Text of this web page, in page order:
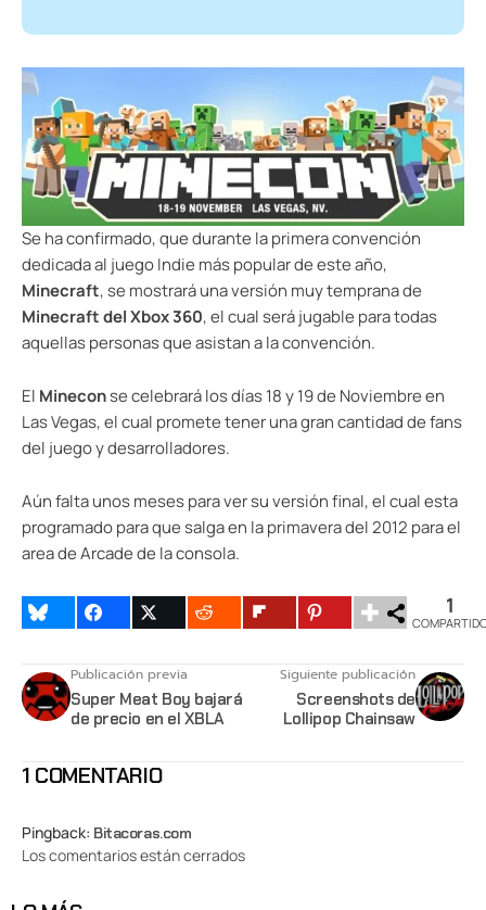
Se ha confirmado, que durante la primera convención
dedicada al juego Indie más popular de este año,
Minecraft, se mostrará una versión muy temprana de
Minecraft del Xbox 360, el cual será jugable para todas
aquellas personas que asistan a la convención.
El Mineconse celebrará los días 18 y 19 de Noviembre en
Las Vegas, el cual promete tener una gran cantidad de fans
del juego y desarrolladores.
Aún falta unos meses para ver su versión final, el cual esta
programado para que salga en la primavera del 2012 para el
area de Arcade de la consola.
1
Publicación previa
Super Meat Boy bajará
de precio en el XBLA
Siguiente publicación
Screenshots de
Lollipop Chainsaw
1 COMENTARIO
Pingback: Bitacoras.com
Los comentarios están cerrados